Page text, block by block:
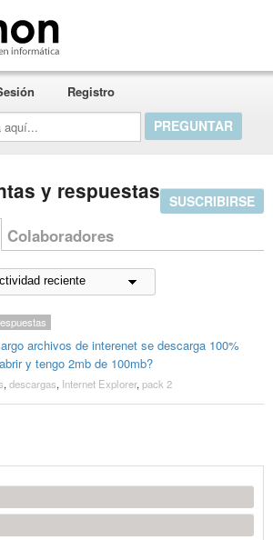
Registro
y respuestas SUSCRIBIRSE
Colaboradores
archivos de interenet se descarga 100%
y tengo 2mb de 100mb?
,descargas, Internet Explorer,pack 2